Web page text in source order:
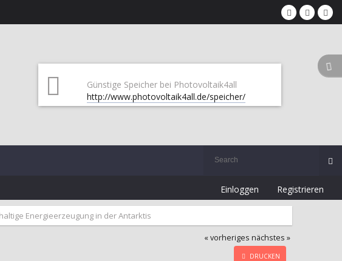
Günstige Speicher bei Photovoltaik4all
http://www.photovoltaik4all.de/speicher/
Einloggen Registrieren
Energieerzeugung in der Antarktis
« vorheriges nächstes »
DRUCKEN